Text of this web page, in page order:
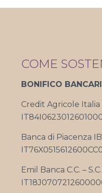
COME
BONIFICO
Credit Agricole Italia
Banca di Piacenza
Emil Banca C.C. –